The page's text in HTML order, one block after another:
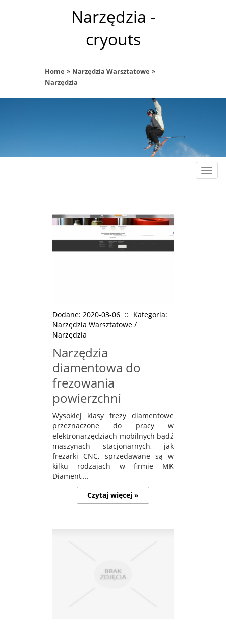
Narzędzia -
cryouts
Home » Narzędzia Warsztatowe »
Narzędzia
Dodane: 2020-03-06 :: Kategoria:
Narzędzia Warsztatowe /
Narzędzia
Narzędzia
diamentowa do
frezowania
powierzchni
Wysokiej klasy frezy diamentowe
przeznaczone do pracy w
elektronarzędziach mobilnych bądź
maszynach stacjonarnych, jak
frezarki CNC, sprzedawane są w
kilku rodzajach w firmie MK
Diament,...
Czytaj więcej »